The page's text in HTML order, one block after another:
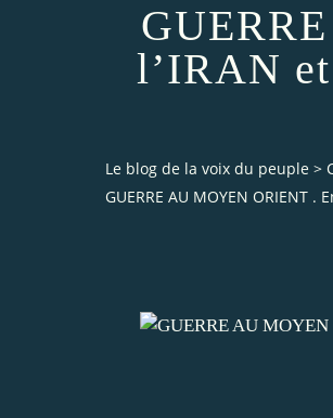
l’IRAN
Le blog de la voix du peuple >
GUERRE AU MOYEN ORIENT